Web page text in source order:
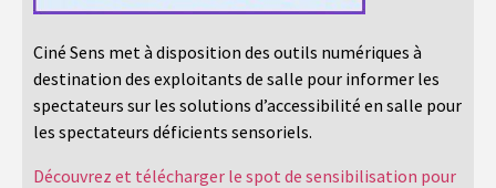
Ciné Sens met à disposition des outils numériques à
destination des exploitants de salle pour informer les
spectateurs sur les solutions d’accessibilité en salle pour
les spectateurs déficients sensoriels.
Découvrez et télécharger le spot de sensibilisation pour